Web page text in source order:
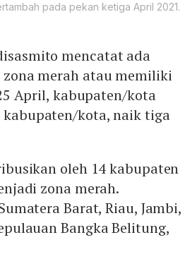
pada pekan ketiga April 2021.
mencatat ada
merah atau memiliki
April, kabupaten/kota
kabupaten/kota, naik tiga
oleh 14 kabupaten
zona merah.
Barat, Riau, Jambi,
Bangka Belitung,